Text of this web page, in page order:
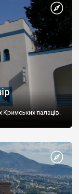
Кримських палаців.